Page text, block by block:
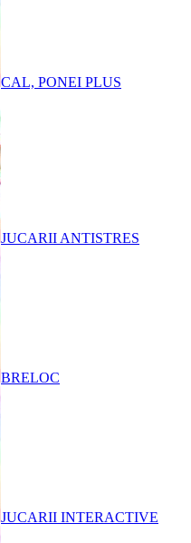
CAL, PONEI PLUS
JUCARII ANTISTRES
BRELOC
JUCARII INTERACTIVE